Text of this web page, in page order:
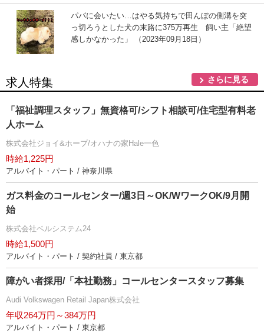
パパに会いたい…はやる気持ちで田んぼの側溝を突
っ切ろうとした犬の末路に375万再生 飼い主「絶望
感しかなかった」 （2023年09月18日）
求人特集 さらに見る
「福祉調理スタッフ」無資格可/シフト相談可/住宅型有料老
人ホーム
株式会社ジョイ&ホープ/オハナの家Hale一色
時給1,225円
アルバイト・パート / 神奈川県
ガス料金のコールセンター/週3日～OK/WワークOK/9月開
始
株式会社ベルシステム24
時給1,500円
アルバイト・パート / 契約社員 / 東京都
障がい者採用/「本社勤務」コールセンタースタッフ募集
Audi Volkswagen Retail Japan株式会社
年収264万円～384万円
アルバイト・パート / 東京都